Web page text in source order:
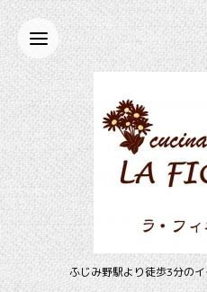
ふじみ野駅より徒歩3分の